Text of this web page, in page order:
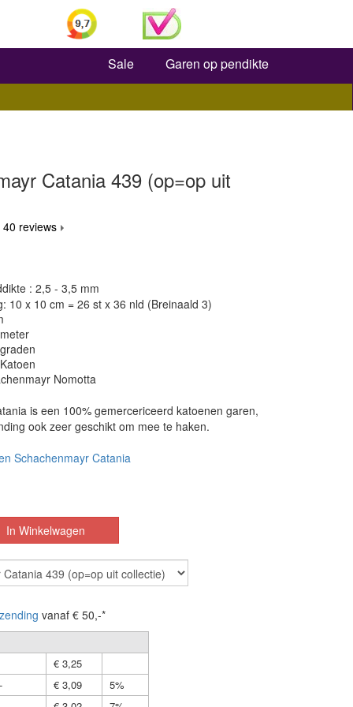
Zoeken
Sale Garen op pendikte
Catania 439 (op=op uit
40 reviews
: 2,5 - 3,5 mm
10 x 10 cm = 26 st x 36 nld (Breinaald 3)
Nomotta
is een 100% gemercericeerd katoenen garen,
ook zeer geschikt om mee te haken.
Schachenmayr Catania
vanaf € 50,-*
€ 3,25
€ 3,09
5%